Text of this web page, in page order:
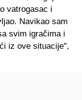
vatrogasac i
Navikao sam
svim igračima i
iz ove situacije",